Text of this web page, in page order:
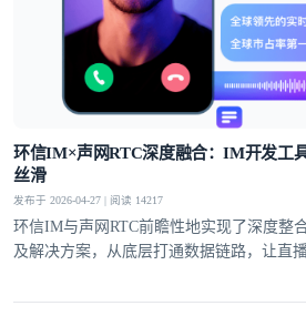
环信IM×声网RTC深度融合：IM开发工
丝滑
发布于 2026-04-27 | 阅读 14217
环信IM与声网RTC前瞻性地实现了深度整
及解决方案，从底层打通数据链路，让直